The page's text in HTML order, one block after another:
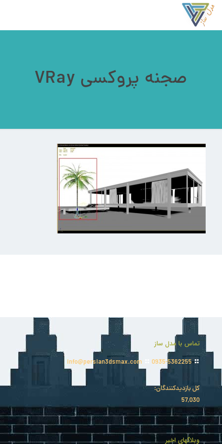
صجنه پروکسی VRay
تماس با مدل ساز
0935-5362255
کل بازدیدکنند‌گان:
57,030
وبلاگهای اخیر